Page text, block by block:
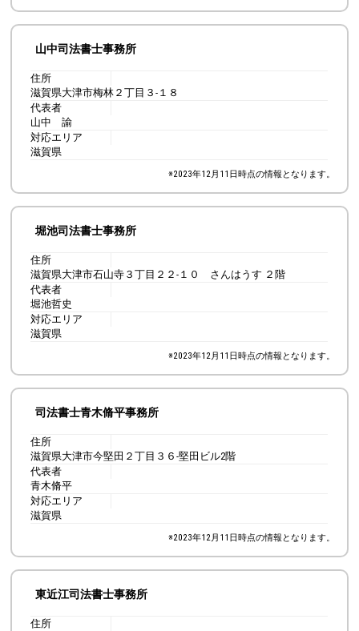
山中司法書士事務所
住所
滋賀県大津市梅林２丁目３-１８
代表者
山中 諭
対応エリア
滋賀県
※2023年12月11日時点の情報となります。
堀池司法書士事務所
住所
滋賀県大津市石山寺３丁目２２-１０ さんはうす ２階
代表者
堀池哲史
対応エリア
滋賀県
※2023年12月11日時点の情報となります。
司法書士青木脩平事務所
住所
滋賀県大津市今堅田２丁目３６-堅田ビル2階
代表者
青木脩平
対応エリア
滋賀県
※2023年12月11日時点の情報となります。
東近江司法書士事務所
住所